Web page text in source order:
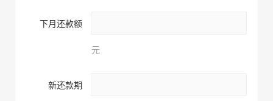
下月还款额
元
新还款期